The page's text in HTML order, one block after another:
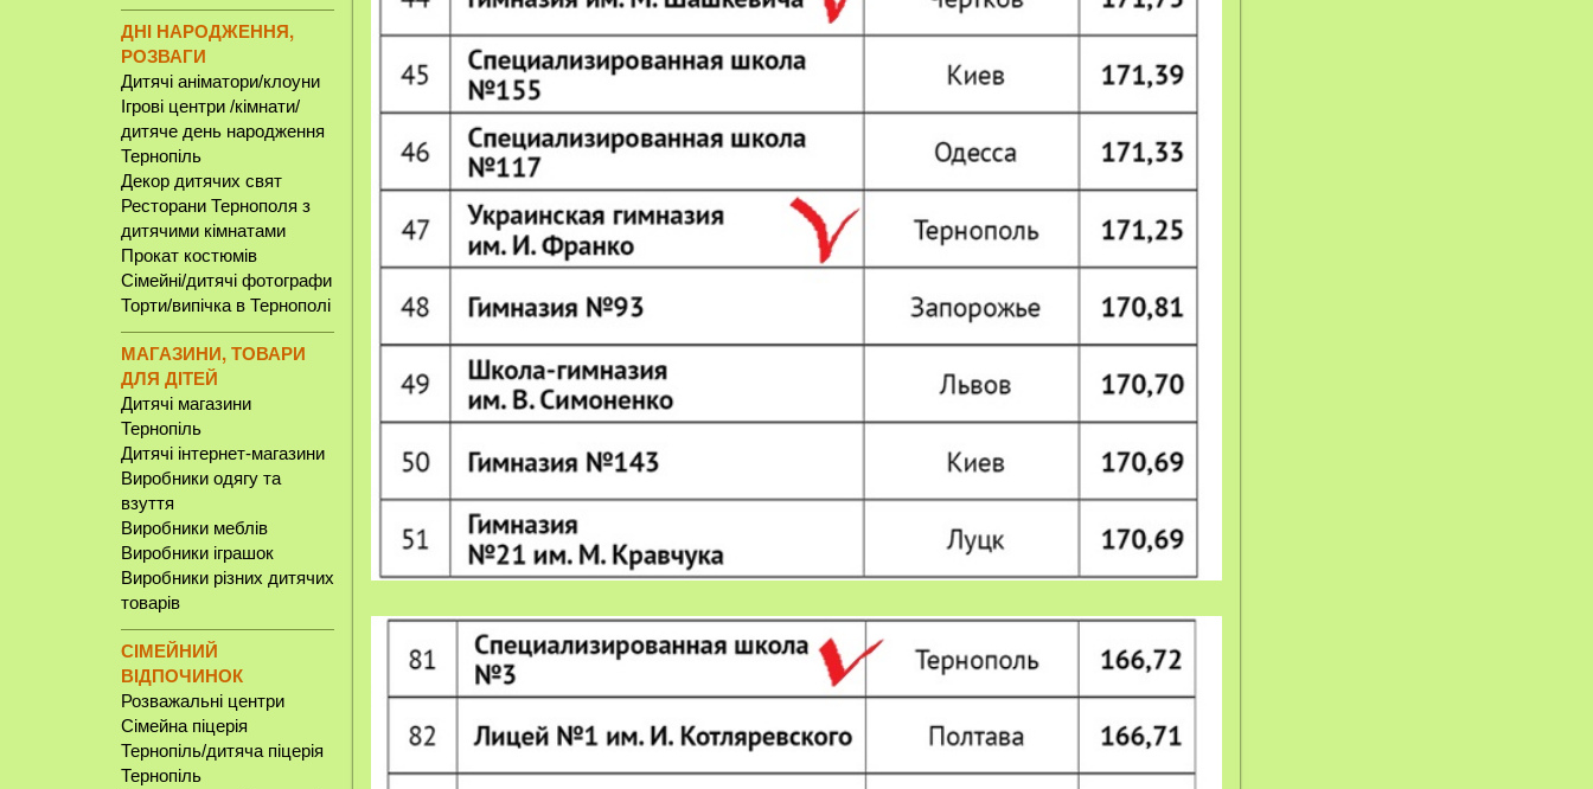
ДНІ НАРОДЖЕННЯ,
РОЗВАГИ
Дитячі аніматори/клоуни
Ігрові центри /кімнати/
дитяче день народження
Тернопіль
Декор дитячих свят
Ресторани Тернополя з
дитячими кімнатами
Прокат костюмів
Сімейні/дитячі фотографи
Торти/випічка в Тернополі
МАГАЗИНИ, ТОВАРИ
ДЛЯ ДІТЕЙ
Дитячі магазини
Тернопіль
Дитячі інтернет-магазини
Виробники одягу та
взуття
Виробники меблів
Виробники іграшок
Виробники різних дитячих
товарів
СІМЕЙНИЙ
ВІДПОЧИНОК
Розважальні центри
Сімейна піцерія
Тернопіль/дитяча піцерія
Тернопіль